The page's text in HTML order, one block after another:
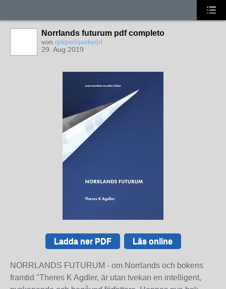
Norrlands futurum pdf completo
von qdqwdqwdwqd
29. Aug 2019
Ladda ner PDF Läs online
NORRLANDS FUTURUM - om Norrlands och bokens
framtid "Theres K Agdler, är utan tvekan en intelligent,